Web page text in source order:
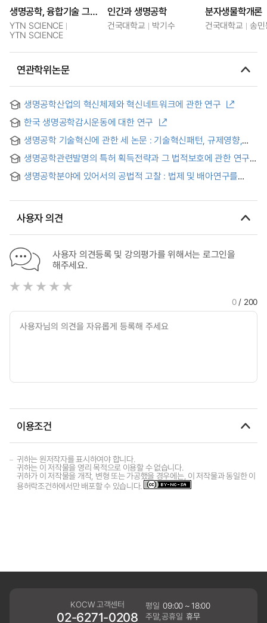
생명공학, 융합기술 그리고 융합형 인재
YTN SCIENCE
YTN SCIENCE
인간과 생명공학
건국대학교 박기수
분자생물학개론
건국대학교 송
연관학위논문
생명공학산업의 혁신체제와 혁신네트워크에 관한 연구
한국 생명공학감시운동에 대한 연구
생명공학 기술혁신에 관한 세 논문 : 기술혁신패턴, 규제영향,
R&D가치평가를 중심으로 = Three Essays on Biotechnology
Innovation : Focusing on Innovation Patterns, Effects of
Regulation and R&D Valuation
생명공학관련발명의 특허 획득전략과 그 법적보호에 관한 연구
= Studies on the method of acquisition and legal
protection of patent right about biotechnology patent
생명공학분야에 있어서의 공법적 고찰 : 법제 및 배아연구를
사용자 의견
사용자 의견등록 및 강의평가를 위해서는 로그인을
해주세요.
0/ 200
이용조건
귀하는 원저작자를 표시하여야 합니다.
귀하는 이 저작물을 영리 목적으로 이용할 수 없습니다.
귀하가 이 저작물을 개작, 변형 또는 가공했을 경우에는, 이 저작물과 동일한 이
용허락조건하에서만 배포할 수 있습니다.
KOCW 고객센터
02-6271-0208
평일 09:00 ~ 18:00
주말,공휴일 휴무